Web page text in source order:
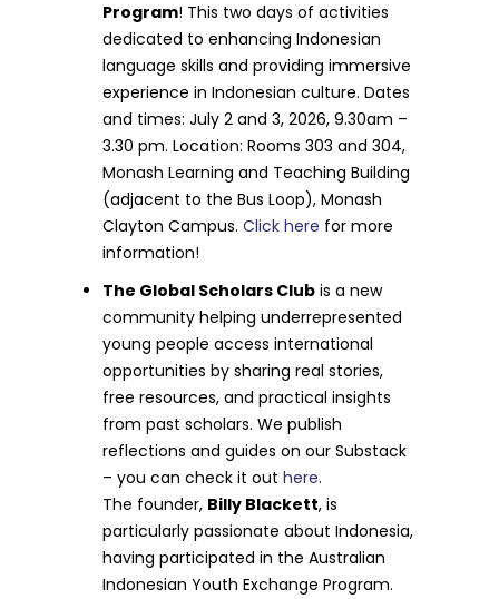
Program! This two days of activities
dedicated to enhancing Indonesian
language skills and providing immersive
experience in Indonesian culture. Dates
and times: July 2 and 3, 2026, 9.30am –
3.30 pm. Location: Rooms 303 and 304,
Monash Learning and Teaching Building
(adjacent to the Bus Loop), Monash
Clayton Campus.Click here for more
information!
The Global Scholars Club is a new
community helping underrepresented
young people access international
opportunities by sharing real stories,
free resources, and practical insights
from past scholars. We publish
reflections and guides on our Substack
– you can check it outhere.
The founder, Billy Blackett, is
particularly passionate about Indonesia,
having participated in the Australian
Indonesian Youth Exchange Program.